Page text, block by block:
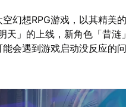
幻想RPG游戏，以其精美
天」的上线，新角色「昔涟
会遇到游戏启动没反应的